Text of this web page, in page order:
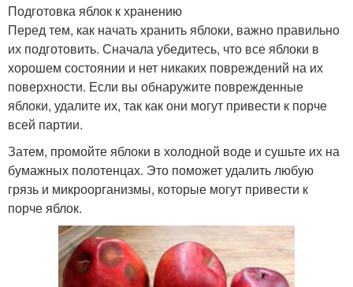
Подготовка яблок к хранению
Перед тем, как начать хранить яблоки, важно правильно
их подготовить. Сначала убедитесь, что все яблоки в
хорошем состоянии и нет никаких повреждений на их
поверхности. Если вы обнаружите поврежденные
яблоки, удалите их, так как они могут привести к порче
всей партии.
Затем, промойте яблоки в холодной воде и сушьте их на
бумажных полотенцах. Это поможет удалить любую
грязь и микроорганизмы, которые могут привести к
порче яблок.